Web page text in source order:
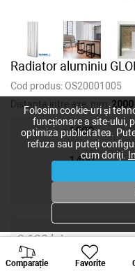
Radiator aluminiu
Cod produs:OS20001005
Distanta intre axe, mm: 2000
1000
1400
3 130lei
2 739 lei
Comparație Favorite
Folosim cookie-uri și
funcționare a site-ului,
optimiza publicitatea.
refuza sau puteți
cum doriți.